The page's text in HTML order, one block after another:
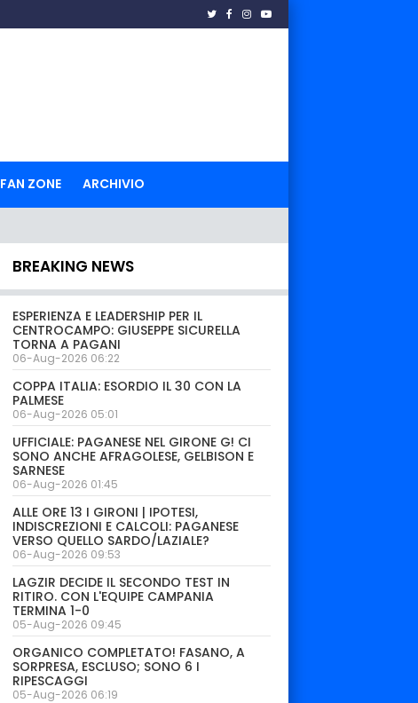
FAN ZONE ARCHIVIO
BREAKING NEWS
ESPERIENZA E LEADERSHIP PER IL
CENTROCAMPO: GIUSEPPE SICURELLA
TORNA A PAGANI
06-Aug-2026 06:22
COPPA ITALIA: ESORDIO IL 30 CON LA
PALMESE
06-Aug-2026 05:01
UFFICIALE: PAGANESE NEL GIRONE G! CI
SONO ANCHE AFRAGOLESE, GELBISON E
SARNESE
06-Aug-2026 01:45
ALLE ORE 13 I GIRONI | IPOTESI,
INDISCREZIONI E CALCOLI: PAGANESE
VERSO QUELLO SARDO/LAZIALE?
06-Aug-2026 09:53
LAGZIR DECIDE IL SECONDO TEST IN
RITIRO. CON L'EQUIPE CAMPANIA
TERMINA 1-0
05-Aug-2026 09:45
ORGANICO COMPLETATO! FASANO, A
SORPRESA, ESCLUSO; SONO 6 I
RIPESCAGGI
05-Aug-2026 06:19